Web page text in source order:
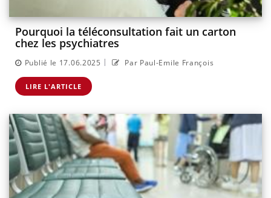
Pourquoi la téléconsultation fait un carton
chez les psychiatres
Publié le 17.06.2025 | Par Paul-Emile François
LIRE L'ARTICLE